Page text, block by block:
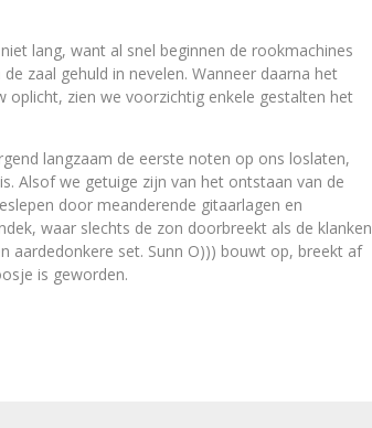
lang, want al snel beginnen de rookmachines
zaal gehuld in nevelen. Wanneer daarna het
zien we voorzichtig enkele gestalten het
langzaam de eerste noten op ons loslaten,
is. Alsof we getuige zijn van het ontstaan van de
door meanderende gitaarlagen en
waar slechts de zon doorbreekt als de klanken
aardedonkere set. Sunn O))) bouwt op, breekt af
is geworden.